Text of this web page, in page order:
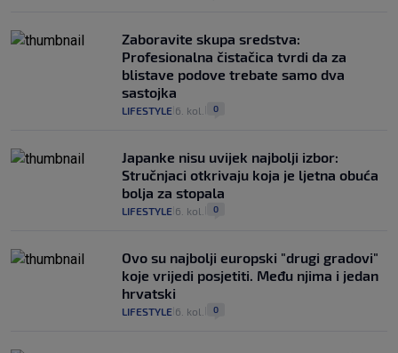
Zaboravite skupa sredstva:
Profesionalna čistačica tvrdi da za
blistave podove trebate samo dva
sastojka
LIFESTYLE 6. kol. 0
Japanke nisu uvijek najbolji izbor:
Stručnjaci otkrivaju koja je ljetna obuća
bolja za stopala
LIFESTYLE 6. kol. 0
Ovo su najbolji europski "drugi gradovi"
koje vrijedi posjetiti. Među njima i jedan
hrvatski
LIFESTYLE 6. kol. 0